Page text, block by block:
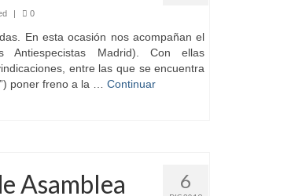
| 0
En esta ocasión nos acompañan el
Antiespecistas Madrid). Con ellas
entre las que se encuentra
poner freno a la … Continuar
6
Asamblea